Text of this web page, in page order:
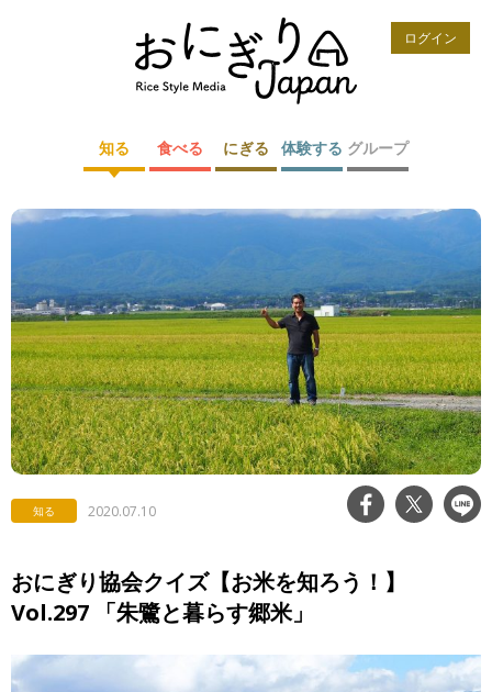
ログイン
知る 食べる にぎる 体験する グループ
知る 2020.07.10
おにぎり協会クイズ【お米を知ろう！】
Vol.297 「朱鷺と暮らす郷米」